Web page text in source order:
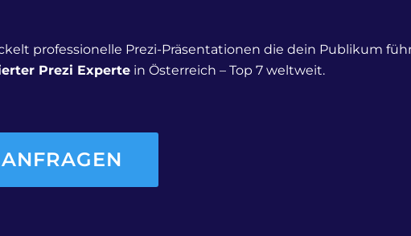
professionelle Prezi-Präsentationen die dein Publikum
Prezi Experte in Österreich – Top 7 weltweit.